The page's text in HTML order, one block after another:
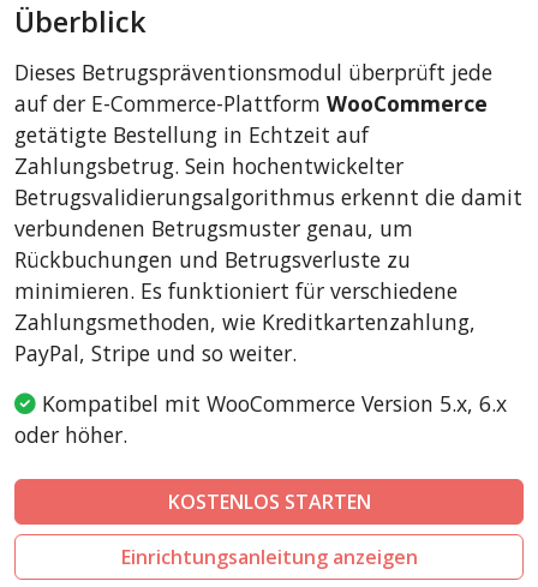
CSCart
LiteCart
ZenCart
PinnacleCart
FoxyCart
Easy Digital Downloads
nopCommerce
Ecwid by Lightspeed
WISECP
ThirtyBees
Shopware
Sylius
Überblick
Dieses Betrugspräventionsmodul überprüft jede
auf der E-Commerce-Plattform WooCommerce
getätigte Bestellung in Echtzeit auf
Zahlungsbetrug. Sein hochentwickelter
Betrugsvalidierungsalgorithmus erkennt die damit
verbundenen Betrugsmuster genau, um
Rückbuchungen und Betrugsverluste zu
minimieren. Es funktioniert für verschiedene
Zahlungsmethoden, wie Kreditkartenzahlung,
PayPal, Stripe und so weiter.
Kompatibel mit WooCommerce Version 5.x, 6.x
oder höher.
KOSTENLOS STARTEN
Einrichtungsanleitung anzeigen